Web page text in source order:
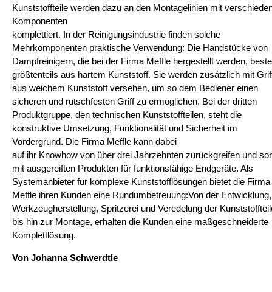
Kunststoffteile werden dazu an den Montagelinien mit
Komponenten
komplettiert. In der Reinigungsindustrie finden solche
Mehrkomponenten praktische Verwendung: Die Handstücke von
Dampfreinigern, die bei der Firma Meffle hergestellt werden,
größtenteils aus hartem Kunststoff. Sie werden zusätzlich mit
aus weichem Kunststoff versehen, um so dem Bediener einen
sicheren und rutschfesten Griff zu ermöglichen. Bei der dritten
Produktgruppe, den technischen Kunststoffteilen, steht die
konstruktive Umsetzung, Funktionalität und Sicherheit im
Vordergrund. Die Firma Meffle kann dabei
auf ihr Knowhow von über drei Jahrzehnten zurückgreifen und
mit ausgereiften Produkten für funktionsfähige Endgeräte. Als
Systemanbieter für komplexe Kunststofflösungen bietet die Firma
Meffle ihren Kunden eine Rundumbetreuung:Von der Entwicklung,
Werkzeugherstellung, Spritzerei und Veredelung der
bis hin zur Montage, erhalten die Kunden eine maßgeschneiderte
Komplettlösung.
Von Johanna Schwerdtle